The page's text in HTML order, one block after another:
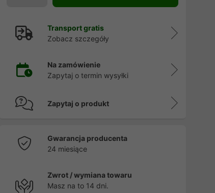
Transport gratis
Zobacz szczegóły
Na zamówienie
Zapytaj o termin wysyłki
Zapytaj o produkt
Gwarancja producenta
24 miesiące
Zwrot / wymiana towaru
Masz na to 14 dni.